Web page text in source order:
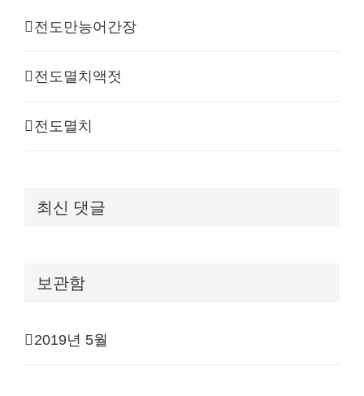
전도만능어간장
전도멸치액젓
전도멸치
최신 댓글
보관함
2019년 5월